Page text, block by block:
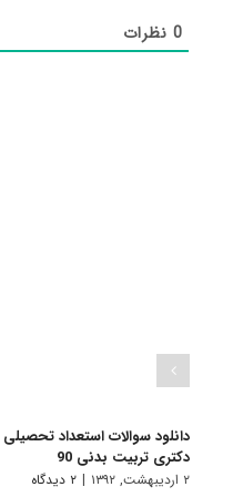
0نظرات
دانلود سوالات استعداد تحصیلی
دکتری تربیت بدنی 90
۲ اردیبهشت, ۱۳۹۲ | ۲ دیدگاه